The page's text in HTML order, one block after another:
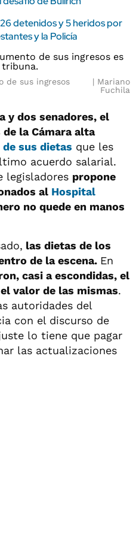
detenidos y 5 heridos por
y la Policía
de sus ingresos
Mariano
Fuchila
y dos senadores, el
la Cámara alta
sus dietas que les
acuerdo salarial.
legisladores propone
al Hospital
no quede en manos
las dietas de los
de la escena. En
casi a escondidas, el
valor de las mismas.
autoridades del
con el discurso de
lo tiene que pagar
las actualizaciones